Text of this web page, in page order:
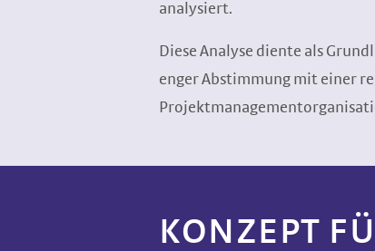
analysiert.
Diese Analyse diente als
enger Abstimmung mit einer
KONZEPT